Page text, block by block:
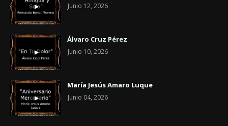
Junio 12, 2026
Álvaro Cruz Pérez
Junio 10, 2026
María Jesús Amaro Luque
Junio 04, 2026